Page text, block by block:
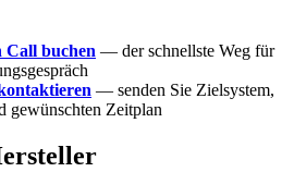
Call buchen — der schnellste Weg für
— senden Sie Zielsystem,
gewünschten Zeitplan